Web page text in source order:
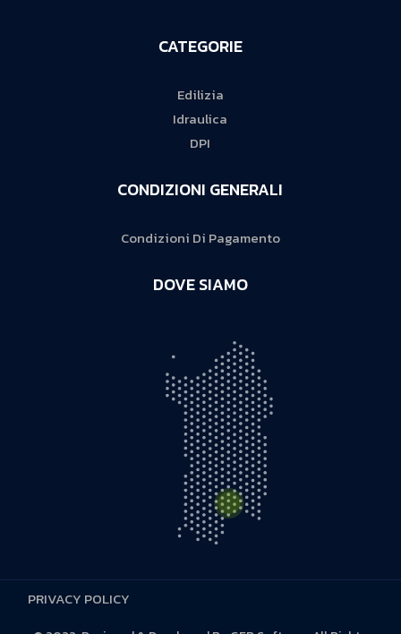
CATEGORIE
Edilizia
Idraulica
DPI
CONDIZIONI GENERALI
Condizioni Di Pagamento
DOVE SIAMO
S.S. 131 D KM 5,500 - 09028 Sestu (CA)
PRIVACY POLICY